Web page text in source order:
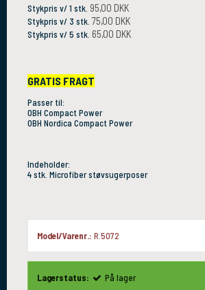
Stykpris v/ 1 stk. 95,00 DKK
Stykpris v/ 3 stk. 75,00 DKK
Stykpris v/ 5 stk. 65,00 DKK
GRATIS FRAGT
Passer til:
OBH Compact Power
OBH Nordica Compact Power
Indeholder:
4 stk. Microfiber støvsugerposer
Model/Varenr.: R.5072
Lagerstatus: På lager